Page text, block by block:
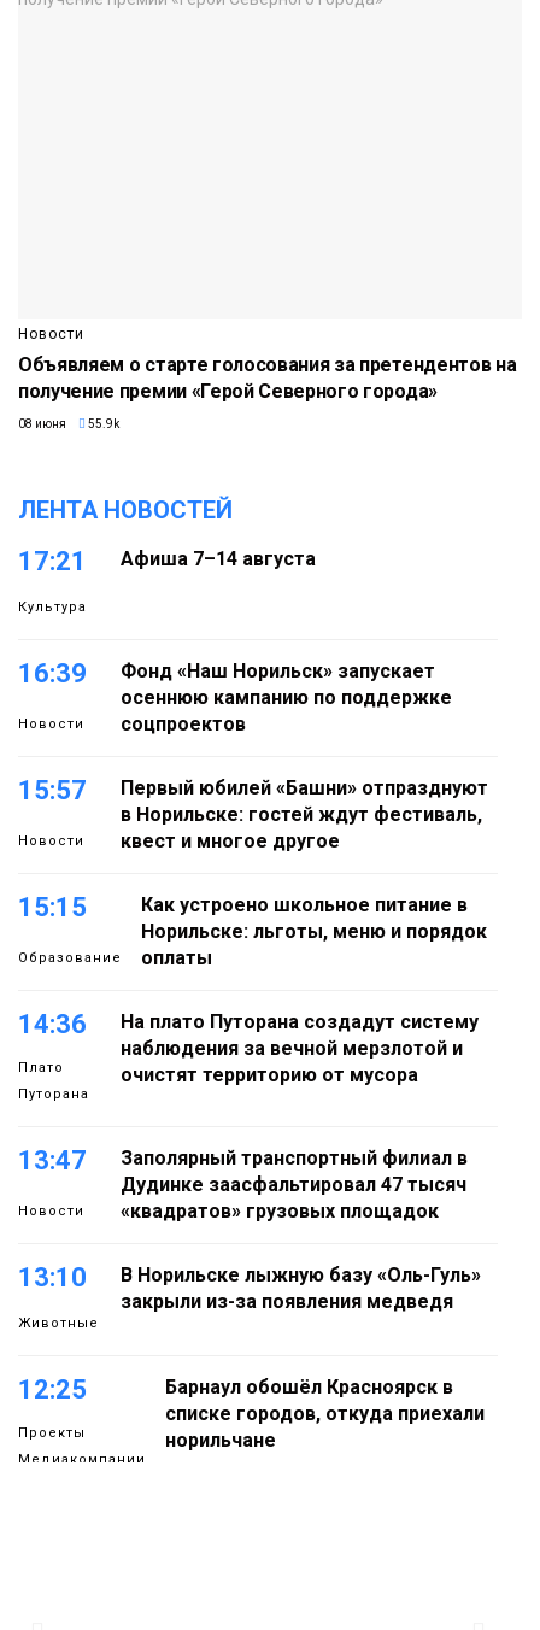
Новости
Объявляем о старте голосования за претендентов на
получение премии «Герой Северного города»
08 июня 55.9k
ЛЕНТА НОВОСТЕЙ
17:21
Культура
Афиша 7–14 августа
16:39
Новости
Фонд «Наш Норильск» запускает
осеннюю кампанию по поддержке
соцпроектов
15:57
Новости
Первый юбилей «Башни» отпразднуют
в Норильске: гостей ждут фестиваль,
квест и многое другое
15:15
Образование
Как устроено школьное питание в
Норильске: льготы, меню и порядок
оплаты
14:36
Плато
Путорана
На плато Путорана создадут систему
наблюдения за вечной мерзлотой и
очистят территорию от мусора
13:47
Новости
Заполярный транспортный филиал в
Дудинке заасфальтировал 47 тысяч
«квадратов» грузовых площадок
13:10
Животные
В Норильске лыжную базу «Оль-Гуль»
закрыли из-за появления медведя
12:25
Проекты
Медиакомпании
Барнаул обошёл Красноярск в
списке городов, откуда приехали
норильчане